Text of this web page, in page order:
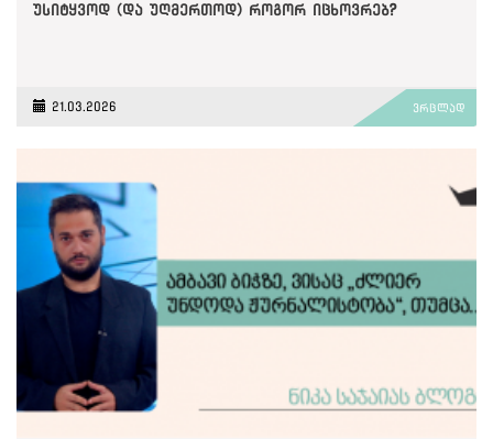
უსიტყვოდ (და უღმერთოდ) როგორ იცხოვრებ?
21.03.2026 ვრცლად